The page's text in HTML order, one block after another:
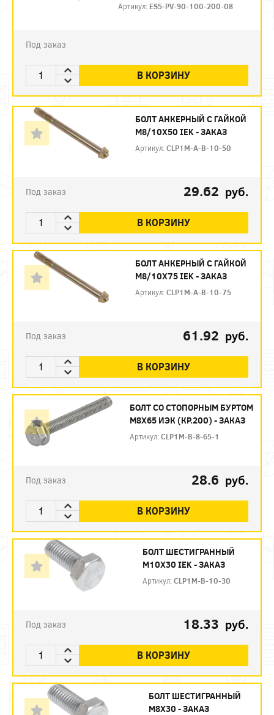
Артикул: ES5-PV-90-100-200-08
Под заказ
В КОРЗИНУ
БОЛТ АНКЕРНЫЙ С ГАЙКОЙ
М8/10Х50 IEK - ЗАКАЗ
Артикул:CLP1M-A-B-10-50
Под заказ 29.62 руб.
В КОРЗИНУ
БОЛТ АНКЕРНЫЙ С ГАЙКОЙ
М8/10Х75 IEK - ЗАКАЗ
Артикул:CLP1M-A-B-10-75
Под заказ 61.92 руб.
В КОРЗИНУ
БОЛТ СО СТОПОРНЫМ БУРТОМ
М8Х65 ИЭК (КР.200) - ЗАКАЗ
Артикул:CLP1M-B-8-65-1
Под заказ 28.6 руб.
В КОРЗИНУ
БОЛТ ШЕСТИГРАННЫЙ
М10Х30 IEK - ЗАКАЗ
Артикул:CLP1M-B-10-30
Под заказ 18.33 руб.
В КОРЗИНУ
БОЛТ ШЕСТИГРАННЫЙ
М8Х30 - ЗАКАЗ